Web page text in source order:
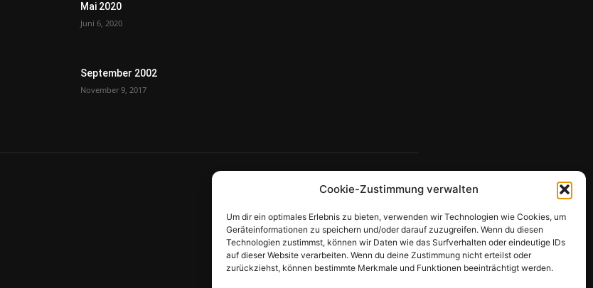
Cookie-Zustimmung verwalten
Um dir ein optimales Erlebnis zu bieten, verwenden wir Technologien wie Cookies, um
Geräteinformationen zu speichern und/oder darauf zuzugreifen. Wenn du diesen
Technologien zustimmst, können wir Daten wie das Surfverhalten oder eindeutige IDs
auf dieser Website verarbeiten. Wenn du deine Zustimmung nicht erteilst oder
zurückziehst, können bestimmte Merkmale und Funktionen beeinträchtigt werden.
Mai 2020
Juni 6, 2020
September 2002
November 9, 2017